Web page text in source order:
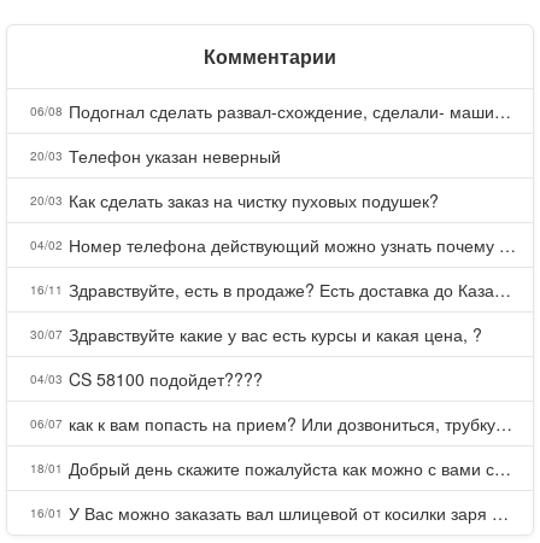
Комментарии
06/08 Подогнал сделать развал-схождение, сделали- машина уходит на право и колеса проверил все хорошо с атмосферами ужас как можно делать авто, не ужели не берегут свою репутацию, не советую.
20/03 Телефон указан неверный
20/03 Как сделать заказ на чистку пуховых подушек?
04/02 Номер телефона действующий можно узнать почему номер неправельный
16/11 Здравствуйте, есть в продаже? Есть доставка до Казани?
30/07 Здравствуйте какие у вас есть курсы и какая цена, ?
04/03 CS 58100 подойдет????
06/07 как к вам попасть на прием? Или дозвониться, трубку не берете.
18/01 Добрый день скажите пожалуйста как можно с вами связаться . Телефон не отвечает .Заказала кухню в тц Хороший есть претензии а менеджер контактов не дает .Что делать?
16/01 У Вас можно заказать вал шлицевой от косилки заря для мтз, который соединяет мотоблок с косилкой.?